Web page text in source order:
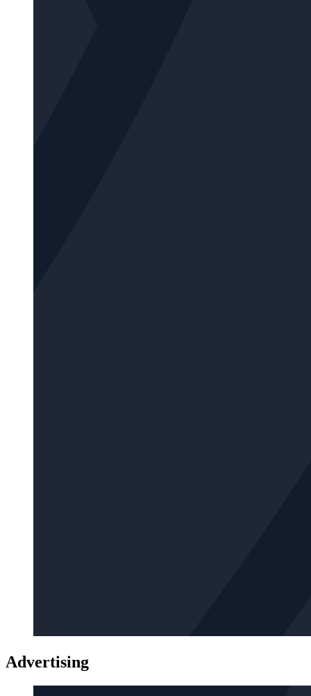
Advertising